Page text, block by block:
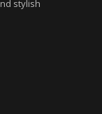
stylish